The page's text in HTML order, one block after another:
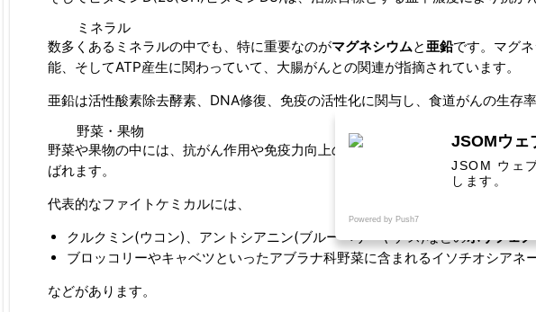
ミネラル
数多くあるミネラルの中でも、特に重要なのがマグネシウムと亜鉛です。マグ
能、そしてATP産生に関わっていて、大腸がんとの関連が指摘されています。
亜鉛は活性酸素除去酵素、DNA修復、免疫の活性化に関与し、食道がんの生存率
野菜・果物
野菜や果物の中には、抗がん作用や免疫力向上の作用が認められるものが含ま
ばれます。
代表的なファイトケミカルには、
クルクミン(ウコン)、アントシアニン(ブルーベリーやナス)などのポリフェ
ブロッコリーやキャベツといったアブラナ科野菜に含まれるイソチオシアネ
などがあります。
JSOMウェ
JSOM ウェ
します。
Powered by Push7